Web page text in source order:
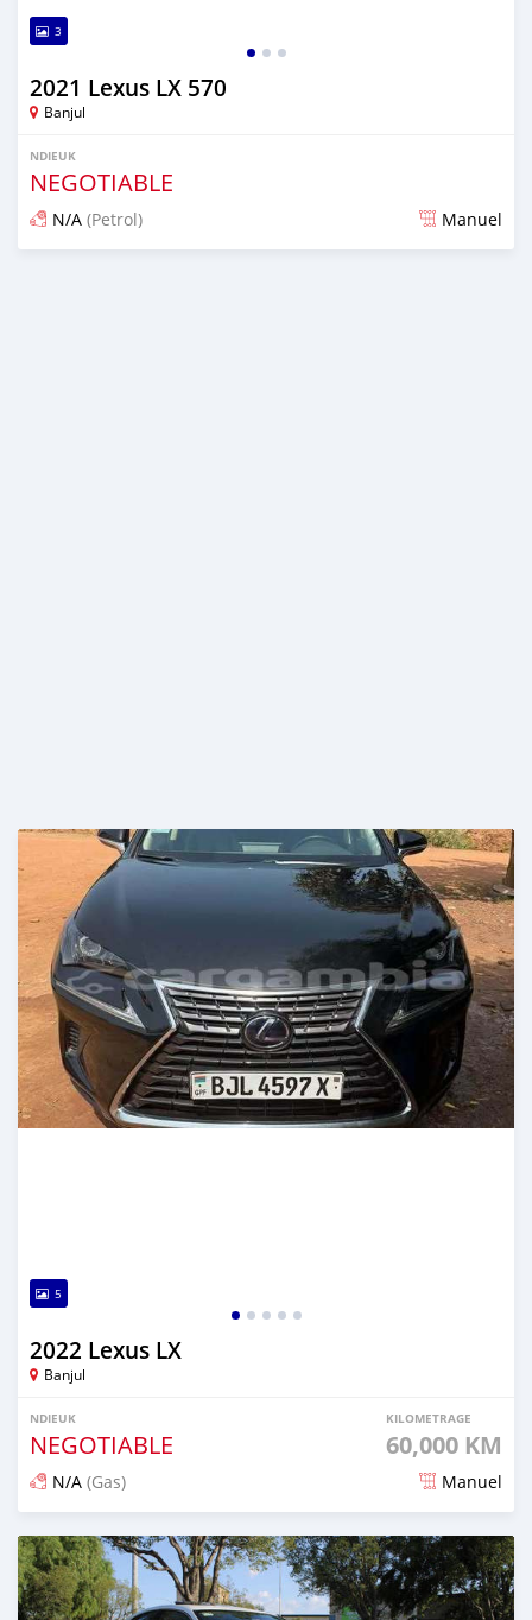
3
2021 Lexus LX 570
Banjul
NDIEUK
NEGOTIABLE
N/A (Petrol) Manuel
5
2022 Lexus LX
Banjul
NDIEUK
NEGOTIABLE
KILOMETRAGE
60,000 KM
N/A (Gas) Manuel
Dougal na niou ko depuis over 1 years